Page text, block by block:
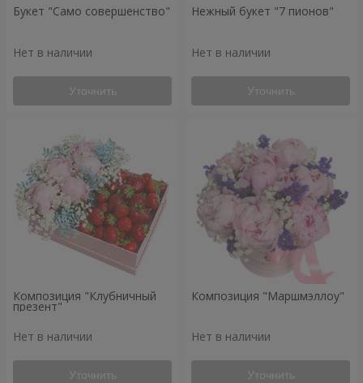
Букет "Само совершенство"
Нет в наличии
Уточнить
Нежный букет "7 пионов"
Нет в наличии
Уточнить
Композиция "Клубничный
презент"
Нет в наличии
Уточнить
Композиция "Маршмэллоу"
Нет в наличии
Уточнить